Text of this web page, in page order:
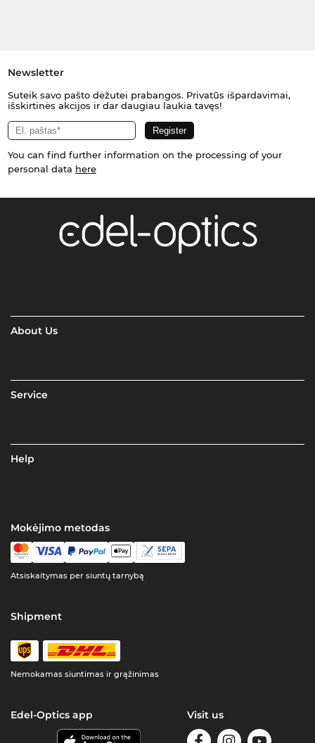
Newsletter
Suteik savo pašto dėžutei prabangos. Privatūs išpardavimai,
išskirtinės akcijos ir dar daugiau laukia tavęs!
You can find further information on the processing of your
personal data here
About Us
Service
Help
Mokėjimo metodas
Atsiskaitymas per siuntų tarnybą
Shipment
Nemokamas siuntimas ir grąžinimas
Edel-Optics app Visit us